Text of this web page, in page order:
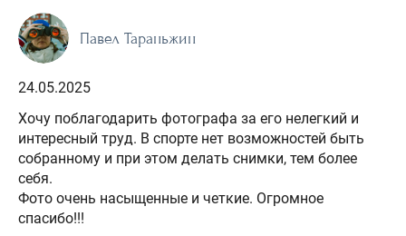
Павел Тараньжин
24.05.2025
Хочу поблагодарить фотографа за его нелегкий и
интересный труд. В спорте нет возможностей быть
собранному и при этом делать снимки, тем более
себя.
Фото очень насыщенные и четкие. Огромное
спасибо!!!